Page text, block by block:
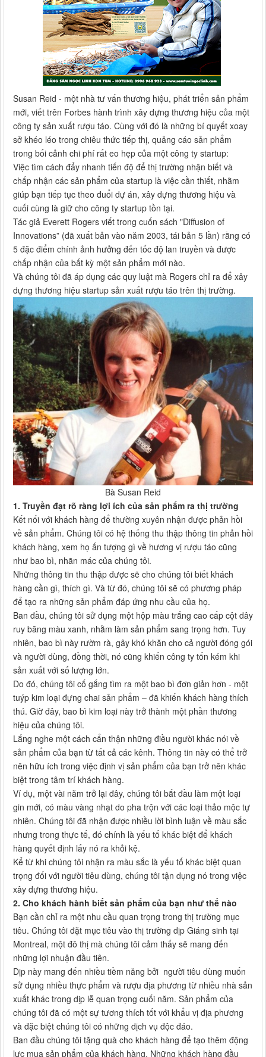
Susan Reid - một nhà tư vấn thương hiệu, phát triển sản phẩm
mới, viết trên Forbes hành trình xây dựng thương hiệu của một
công ty sản xuất rượu táo. Cùng với đó là những bí quyết xoay
sở khéo léo trong chiêu thức tiếp thị, quảng cáo sản phẩm
trong bối cảnh chi phí rất eo hẹp của một công ty startup:
Việc tìm cách đẩy nhanh tiến độ để thị trường nhận biết và
chấp nhận các sản phẩm của startup là việc cần thiết, nhằm
giúp bạn tiếp tục theo đuổi dự án, xây dựng thương hiệu và
cuối cùng là giữ cho công ty startup tồn tại.
Tác giả Everett Rogers viết trong cuốn sách "Diffusion of
Innovations” (đã xuất bản vào năm 2003, tái bản 5 lần) rằng có
5 đặc điểm chính ảnh hưởng đến tốc độ lan truyền và được
chấp nhận của bất kỳ một sản phẩm mới nào.
Và chúng tôi đã áp dụng các quy luật mà Rogers chỉ ra để xây
dựng thương hiệu startup sản xuất rượu táo trên thị trường.
Bà Susan Reid
1. Truyền đạt rõ ràng lợi ích của sản phẩm ra thị trường
Kết nối với khách hàng để thường xuyên nhận được phản hồi
về sản phẩm. Chúng tôi có hệ thống thu thập thông tin phản hồi
khách hàng, xem họ ấn tượng gì về hương vị rượu táo cũng
như bao bì, nhãn mác của chúng tôi.
Những thông tin thu thập được sẽ cho chúng tôi biết khách
hàng cần gì, thích gì. Và từ đó, chúng tôi sẽ có phương pháp
để tạo ra những sản phẩm đáp ứng nhu cầu của họ.
Ban đầu, chúng tôi sử dụng một hộp màu trắng cao cấp cột dây
ruy băng màu xanh, nhằm làm sản phẩm sang trọng hơn. Tuy
nhiên, bao bì này rườm rà, gây khó khăn cho cả người đóng gói
và người dùng, đồng thời, nó cũng khiến công ty tốn kém khi
sản xuất với số lượng lớn.
Do đó, chúng tôi cố gắng tìm ra một bao bì đơn giản hơn - một
tuýp kim loại đựng chai sản phẩm – đã khiến khách hàng thích
thú. Giờ đây, bao bì kim loại này trở thành một phần thương
hiệu của chúng tôi.
Lắng nghe một cách cẩn thận những điều người khác nói về
sản phẩm của bạn từ tất cả các kênh. Thông tin này có thể trở
nên hữu ích trong việc định vị sản phẩm của bạn trở nên khác
biệt trong tâm trí khách hàng.
Ví dụ, một vài năm trở lại đây, chúng tôi bắt đầu làm một loại
gin mới, có màu vàng nhạt do pha trộn với các loại thảo mộc tự
nhiên. Chúng tôi đã nhận được nhiều lời bình luận về màu sắc
nhưng trong thực tế, đó chính là yếu tố khác biệt để khách
hàng quyết định lấy nó ra khỏi kệ.
Kể từ khi chúng tôi nhận ra màu sắc là yếu tố khác biệt quan
trọng đối với người tiêu dùng, chúng tôi tận dụng nó trong việc
xây dựng thương hiệu.
2. Cho khách hành biết sản phẩm của bạn như thế nào
Bạn cần chỉ ra một nhu cầu quan trọng trong thị trường mục
tiêu. Chúng tôi đặt mục tiêu vào thị trường dịp Giáng sinh tại
Montreal, một đô thị mà chúng tôi cảm thấy sẽ mang đến
những lợi nhuận đầu tiên.
Dịp này mang đến nhiều tiềm năng bởi người tiêu dùng muốn
sử dụng nhiều thực phẩm và rượu địa phương từ nhiều nhà sản
xuất khác trong dịp lễ quan trọng cuối năm. Sản phẩm của
chúng tôi đã có một sự tương thích tốt với khẩu vị địa phương
và đặc biệt chúng tôi có những dịch vụ độc đáo.
Ban đầu chúng tôi tặng quà cho khách hàng để tạo thêm động
lực mua sản phẩm của khách hàng. Những khách hàng đầu